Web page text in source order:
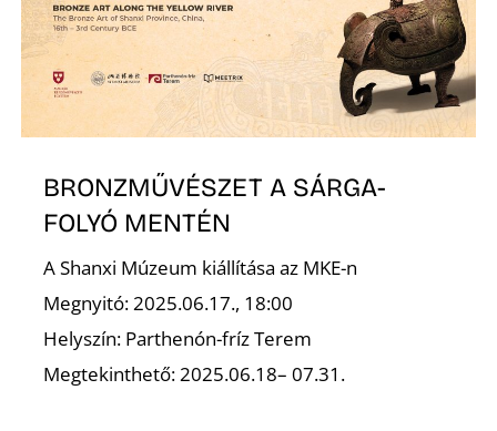
BRONZMŰVÉSZET A SÁRGA-
FOLYÓ MENTÉN
A Shanxi Múzeum kiállítása az MKE-n
Megnyitó: 2025.06.17., 18:00
Helyszín: Parthenón-fríz Terem
Megtekinthető: 2025.06.18– 07.31.